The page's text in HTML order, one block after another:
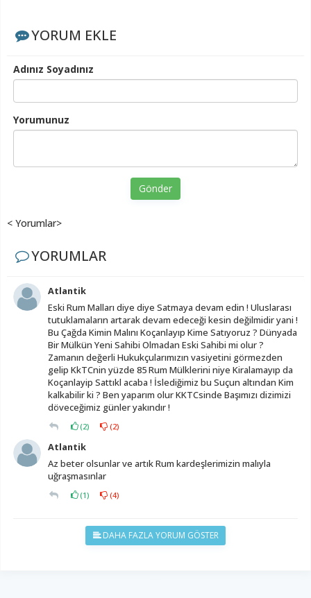
YORUM EKLE
Adınız Soyadınız
Yorumunuz
Gönder
< Yorumlar>
YORUMLAR
Atlantik
Eski Rum Malları diye diye Satmaya devam edin ! Uluslarası
tutuklamaların artarak devam edeceği kesin değilmidir yani !
Bu Çağda Kimin Malını Koçanlayıp Kime Satıyoruz ? Dünyada
Bir Mülkün Yeni Sahibi Olmadan Eski Sahibi mi olur ?
Zamanın değerli Hukukçularımızın vasiyetini görmezden
gelip KkTCnin yüzde 85 Rum Mülklerini niye Kiralamayıp da
Koçanlayip Sattıkl acaba ! İslediğimiz bu Suçun altından Kim
kalkabilir ki ? Ben yaparım olur KKTCsinde Başımızı dizimizi
döveceğimiz günler yakındır !
(2) (2)
Atlantik
Az beter olsunlar ve artık Rum kardeşlerimizin malıyla
uğraşmasınlar
(1) (4)
DAHA FAZLA YORUM GÖSTER